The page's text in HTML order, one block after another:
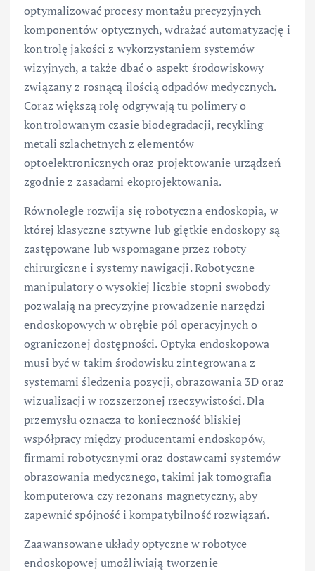
optymalizować procesy montażu precyzyjnych
komponentów optycznych, wdrażać automatyzację i
kontrolę jakości z wykorzystaniem systemów
wizyjnych, a także dbać o aspekt środowiskowy
związany z rosnącą ilością odpadów medycznych.
Coraz większą rolę odgrywają tu polimery o
kontrolowanym czasie biodegradacji, recykling
metali szlachetnych z elementów
optoelektronicznych oraz projektowanie urządzeń
zgodnie z zasadami ekoprojektowania.
Równolegle rozwija się robotyczna endoskopia, w
której klasyczne sztywne lub giętkie endoskopy są
zastępowane lub wspomagane przez roboty
chirurgiczne i systemy nawigacji. Robotyczne
manipulatory o wysokiej liczbie stopni swobody
pozwalają na precyzyjne prowadzenie narzędzi
endoskopowych w obrębie pól operacyjnych o
ograniczonej dostępności. Optyka endoskopowa
musi być w takim środowisku zintegrowana z
systemami śledzenia pozycji, obrazowania 3D oraz
wizualizacji w rozszerzonej rzeczywistości. Dla
przemysłu oznacza to konieczność bliskiej
współpracy między producentami endoskopów,
firmami robotycznymi oraz dostawcami systemów
obrazowania medycznego, takimi jak tomografia
komputerowa czy rezonans magnetyczny, aby
zapewnić spójność i kompatybilność rozwiązań.
Zaawansowane układy optyczne w robotyce
endoskopowej umożliwiają tworzenie